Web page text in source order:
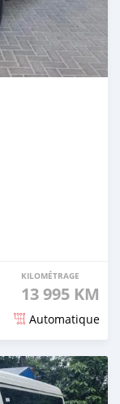
KILOMÉTRAGE
13 995 KM
Automatique